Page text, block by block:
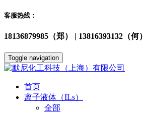
客服热线：
18136879985（郑） | 13816393132（何
Toggle navigation
首页
离子液体（ILs）
全部